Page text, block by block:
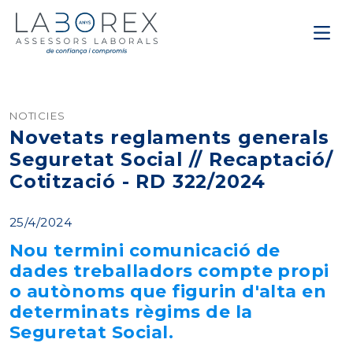
NOTICIES
Novetats reglaments generals
Seguretat Social // Recaptació/
Cotització - RD 322/2024
25/4/2024
Nou termini comunicació de
dades treballadors compte propi
o autònoms que figurin d'alta en
determinats règims de la
Seguretat Social.